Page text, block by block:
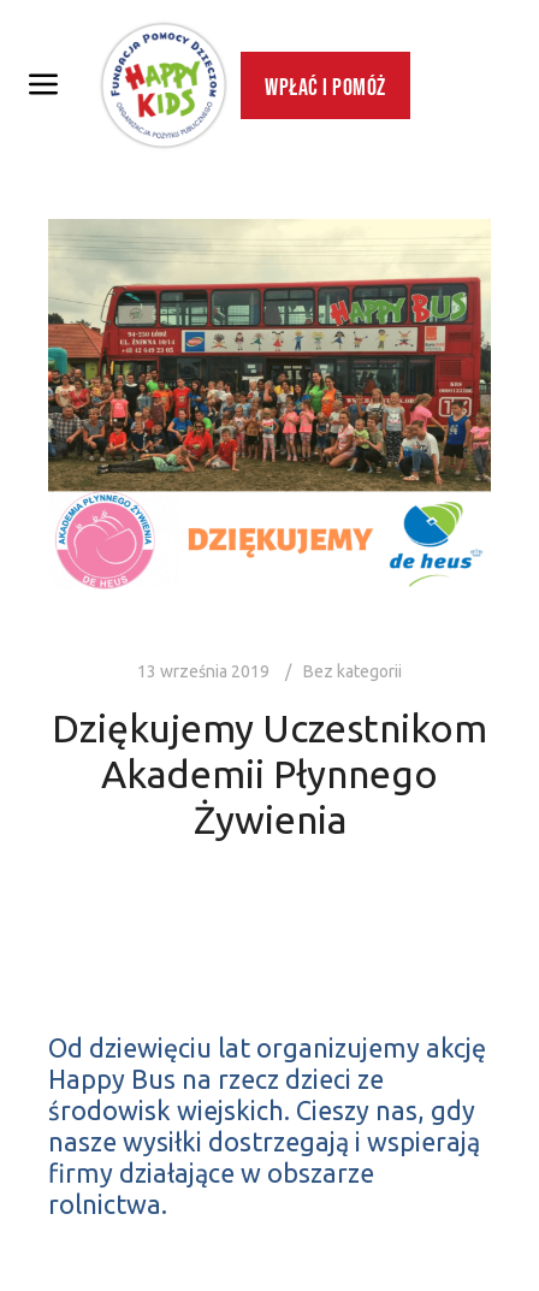
Wpłać i pomóż
13 września 2019 Bez kategorii
Dziękujemy Uczestnikom
Akademii Płynnego
Żywienia
Od dziewięciu lat organizujemy akcję
Happy Bus na rzecz dzieci ze
środowisk wiejskich. Cieszy nas, gdy
nasze wysiłki dostrzegają i wspierają
firmy działające w obszarze
rolnictwa.